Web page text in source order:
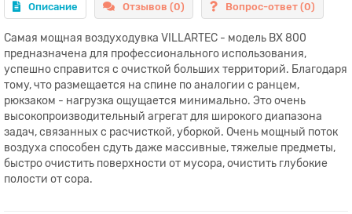
Описание Отзывов (0) Вопрос-ответ (0)
Самая мощная воздуходувка VILLARTEC - модель BX 800
предназначена для профессионального использования,
успешно справится с очисткой больших территорий. Благодаря
тому, что размещается на спине по аналогии с ранцем,
рюкзаком - нагрузка ощущается минимально. Это очень
высокопроизводительный агрегат для широкого диапазона
задач, связанных с расчисткой, уборкой. Очень мощный поток
воздуха способен сдуть даже массивные, тяжелые предметы,
быстро очистить поверхности от мусора, очистить глубокие
полости от сора.